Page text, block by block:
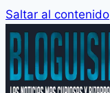
Saltar al contenido